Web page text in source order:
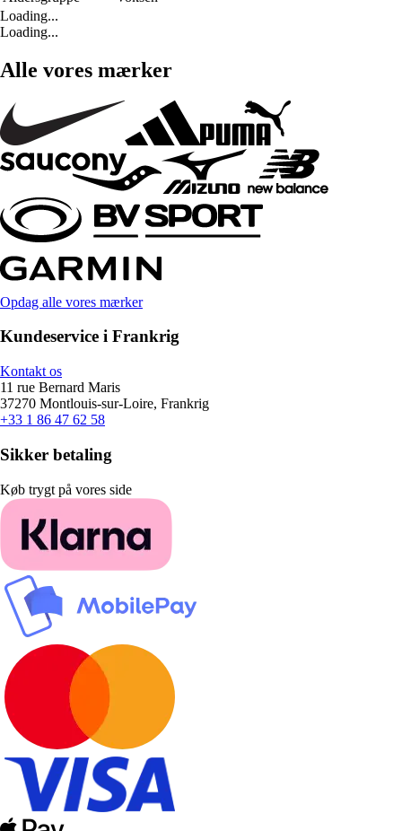
Loading...
Loading...
Alle vores mærker
Opdag alle vores mærker
Kundeservice i Frankrig
Kontakt os
11 rue Bernard Maris
37270 Montlouis-sur-Loire, Frankrig
+33 1 86 47 62 58
Sikker betaling
Køb trygt på vores side